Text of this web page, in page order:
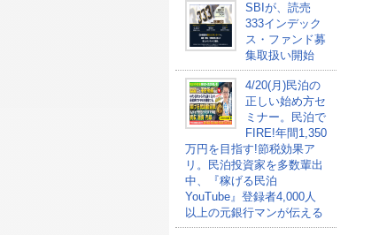
SBIが、読売
333インデック
ス・ファンド募
集取扱い開始
4/20(月)民泊の
正しい始め方セ
ミナー。民泊で
FIRE!年間1,350
万円を目指す!節税効果ア
リ。民泊投資家を多数輩出
中、『稼げる民泊
YouTube』登録者4,000人
以上の元銀行マンが伝える